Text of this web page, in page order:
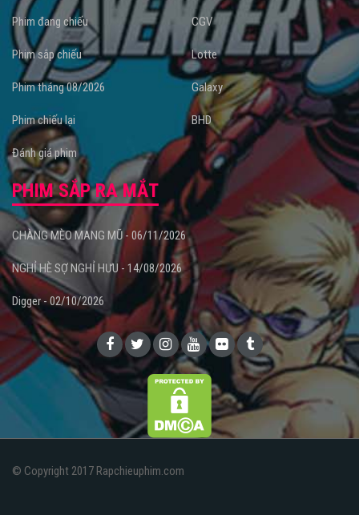
Phim đang chiếu
Phim sắp chiếu
Phim tháng 08/2026
Phim chiếu lại
Đánh giá phim
CGV
Lotte
Galaxy
BHD
PHIM SẮP RA MẮT
CHÀNG MÈO MANG MŨ - 06/11/2026
NGHỈ HÈ SỢ NGHỈ HƯU - 14/08/2026
Digger - 02/10/2026
© Copyright 2017 Rapchieuphim.com